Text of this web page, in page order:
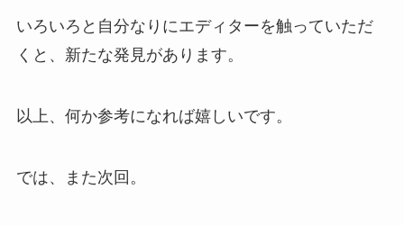
いろいろと自分なりにエディターを触っていただ
くと、新たな発見があります。
以上、何か参考になれば嬉しいです。
では、また次回。